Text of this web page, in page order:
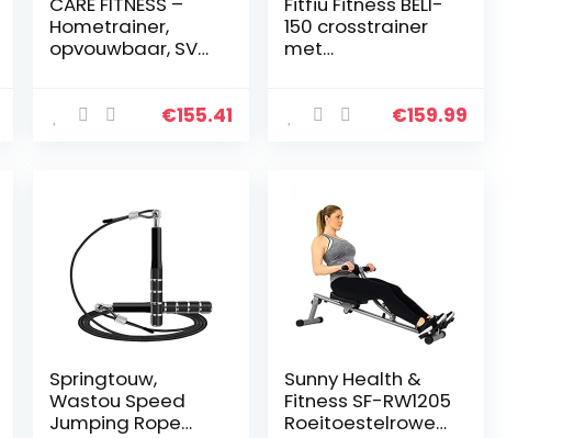
Hometrainer,
opvouwbaar, SV-
kg –
€155.41
150 crosstrainer
met
€159.99
Springtouw,
Wastou Speed
Jumping Rope
Sunny Health &
Fitness SF-RW1205
Roeitoestelrower